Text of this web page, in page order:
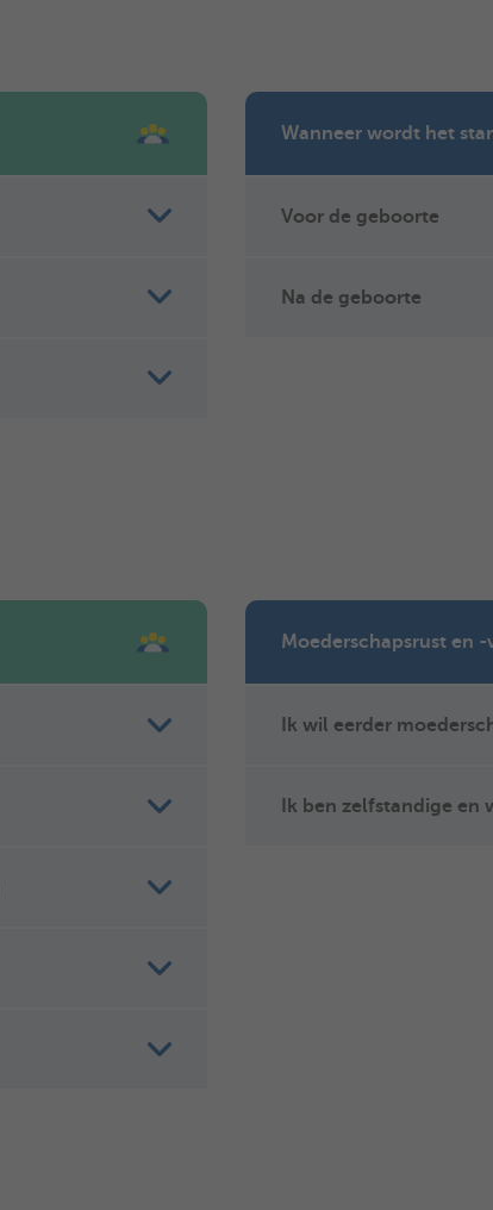
Wanneer wordt het
Voor de geboorte
Na de geboorte
Moederschapsrust en
Ik wil eerder
Ik ben zelfstandige en